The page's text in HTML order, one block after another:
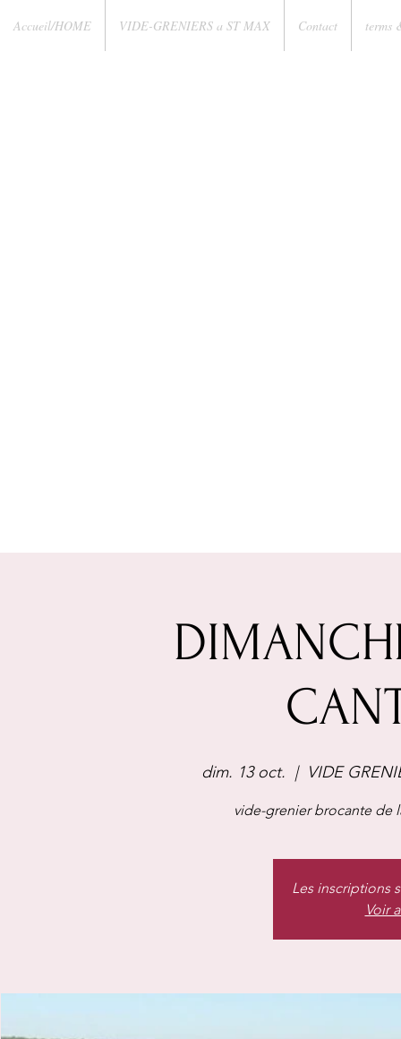
Accueil/HOME VIDE-GRENIERS a ST MAX Contact terms
dim. 13 oct.
  |
VIDE
vide-grenier brocante de
Les inscriptions
Voir